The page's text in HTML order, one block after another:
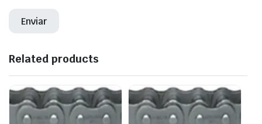
Related products